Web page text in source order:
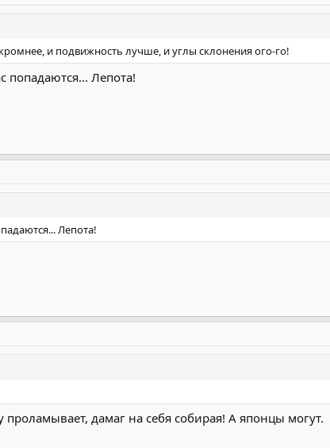
и подвижность лучше, и углы склонения ого-го!
Лепота!
Лепота!
дамаг на себя собирая! А японцы могут.